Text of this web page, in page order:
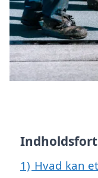
1) Hvad kan